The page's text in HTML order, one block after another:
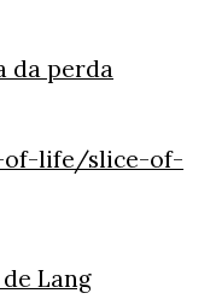
da perda
of-life/slice-of-
Lang